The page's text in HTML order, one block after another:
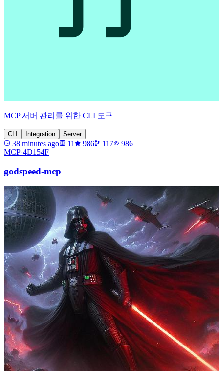
MCP 서버 관리를 위한 CLI 도구
CLI Integration Server
38 minutes ago 11 986 117
986
MCP·4D154F
godspeed-mcp